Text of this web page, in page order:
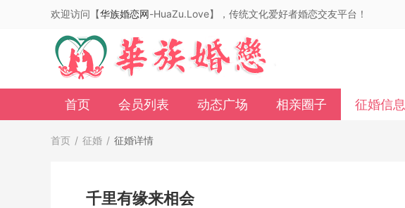
欢迎访问【华族婚恋网-HuaZu.Love】，传统文化爱好者婚恋交友平台！
首页 会员列表 动态广场 相亲圈子 征婚信息
首页 / 征婚 / 征婚详情
千里有缘来相会